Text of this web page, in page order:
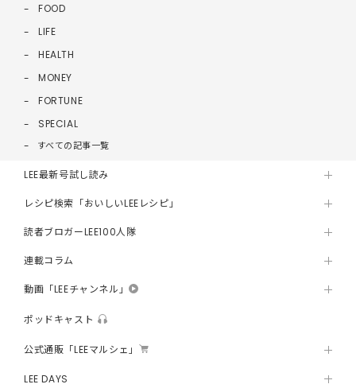
FOOD
LIFE
HEALTH
MONEY
FORTUNE
SPECIAL
すべての記事一覧
LEE最新号試し読み
レシピ検索「おいしいLEEレシピ」
読者ブロガーLEE100人隊
連載コラム
動画「LEEチャンネル」
ポッドキャスト
公式通販「LEEマルシェ」
LEE DAYS